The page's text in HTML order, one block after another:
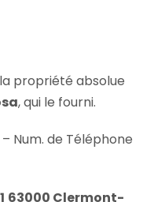
propriété absolue
, qui le fourni.
– Num. de Téléphone
63000 Clermont-